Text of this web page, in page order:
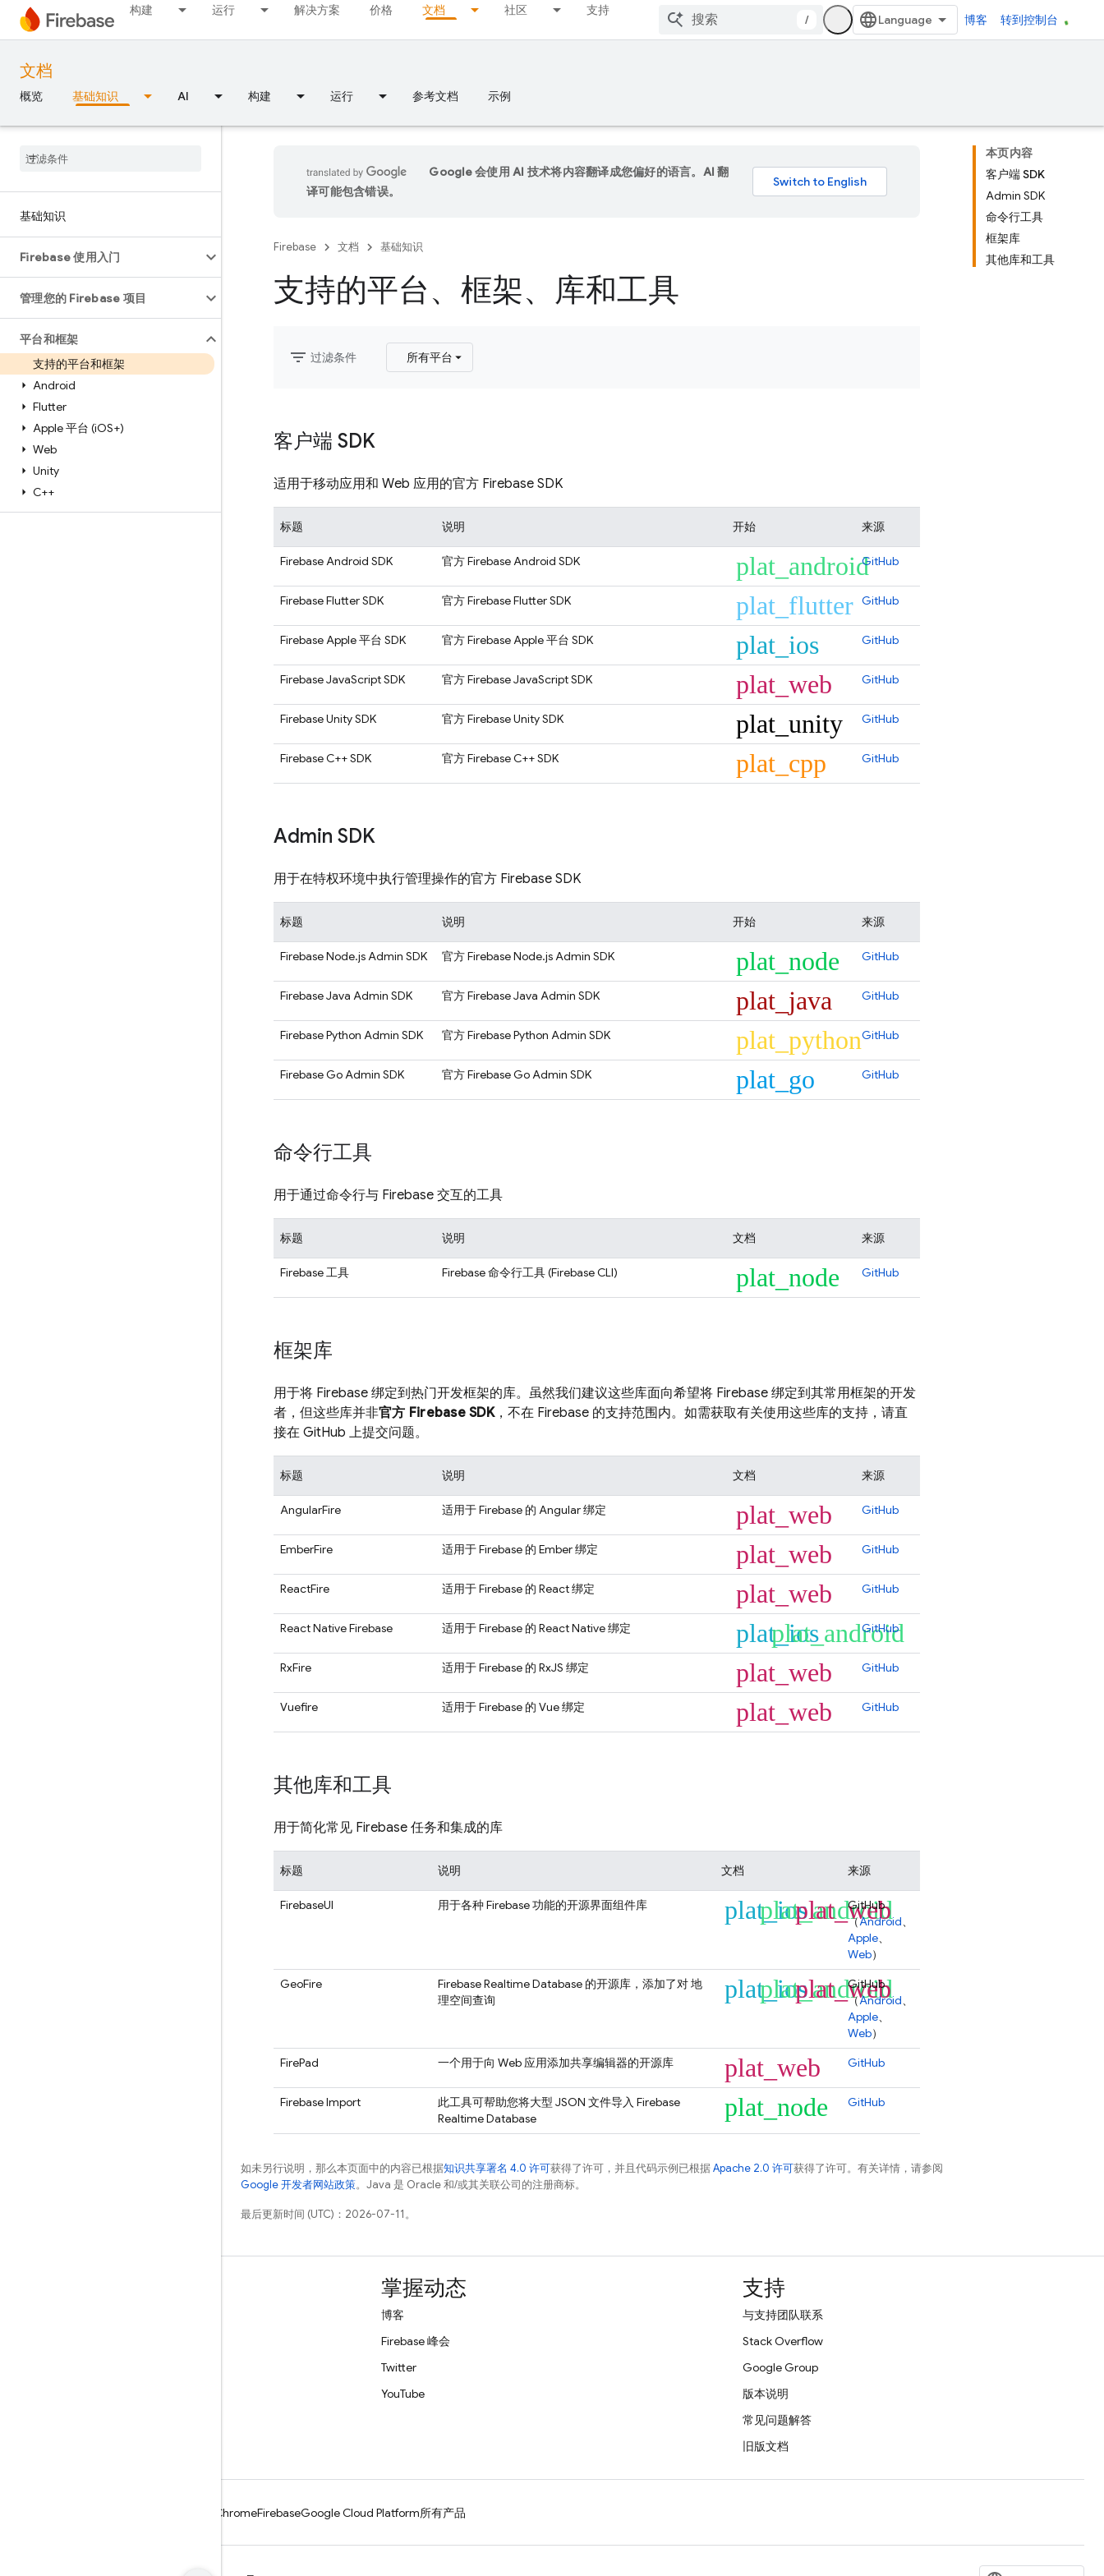
构建 运行 解决方案 价格 文档 社区 支持
/ 博客 转到控制台
文档
概览 基础知识 AI 构建 运行 参考文档 示例
基础知识
Firebase 使用入门
管理您的 Firebase 项目
平台和框架
支持的平台和框架
Android
Flutter
Apple 平台 (iOS+)
Web
Unity
C++
本页内容
客户端 SDK
Admin SDK
命令行工具
框架库
其他库和工具
Google 会使用 AI 技术将内容翻译成您偏好的语言。AI 翻
译可能包含错误。
Firebase 文档 基础知识
支持的平台、框架、库和工具
filter_list 过滤条件 所有平台
客户端 SDK
适用于移动应用和 Web 应用的官方 Firebase SDK
标题 说明 开始 来源
Firebase Android SDK 官方 Firebase Android SDK plat_androidGitHub
Firebase Flutter SDK 官方 Firebase Flutter SDK plat_flutter GitHub
Firebase Apple 平台 SDK 官方 Firebase Apple 平台 SDK plat_ios GitHub
Firebase JavaScript SDK 官方 Firebase JavaScript SDK plat_web GitHub
Firebase Unity SDK 官方 Firebase Unity SDK plat_unity GitHub
Firebase C++ SDK 官方 Firebase C++ SDK plat_cpp GitHub
Admin SDK
用于在特权环境中执行管理操作的官方 Firebase SDK
标题 说明 开始 来源
Firebase Node.js Admin SDK 官方 Firebase Node.js Admin SDK plat_node GitHub
Firebase Java Admin SDK 官方 Firebase Java Admin SDK plat_java GitHub
Firebase Python Admin SDK 官方 Firebase Python Admin SDK plat_pythonGitHub
Firebase Go Admin SDK 官方 Firebase Go Admin SDK plat_go GitHub
命令行工具
用于通过命令行与 Firebase 交互的工具
标题 说明 文档 来源
Firebase 工具 Firebase 命令行工具 (FirebaseCLI) plat_node GitHub
框架库
用于将 Firebase 绑定到热门开发框架的库。虽然我们建议这些库面向希望将 Firebase 绑定到其常用框架的开发
者，但这些库并非官方 Firebase SDK，不在 Firebase 的支持范围内。如需获取有关使用这些库的支持，请直
接在 GitHub 上提交问题。
标题 说明 文档 来源
AngularFire 适用于 Firebase 的 Angular 绑定 plat_web GitHub
EmberFire 适用于 Firebase 的 Ember 绑定 plat_web GitHub
ReactFire 适用于 Firebase 的 React 绑定 plat_web GitHub
React Native Firebase 适用于 Firebase 的 React Native 绑定 plat_ios
plat_android
GitHub
RxFire 适用于 Firebase 的 RxJS 绑定 plat_web GitHub
Vuefire 适用于 Firebase 的 Vue 绑定 plat_web GitHub
其他库和工具
用于简化常见 Firebase 任务和集成的库
标题 说明 文档 来源
FirebaseUI 用于各种 Firebase 功能的开源界面组件库 plat_ios
plat_android
plat_web
GitHub
（Android、
Apple、
Web）
GeoFire
Firebase Realtime Database 的开源库，添加了对 地
理空间查询
plat_ios
plat_android
plat_web
GitHub
（Android、
Apple、
Web）
FirePad
一个用于向 Web 应用添加共享编辑器的开源库 plat_web GitHub
Firebase Import 此工具可帮助您将大型 JSON 文件导入 Firebase
Realtime Database
plat_node GitHub
如未另行说明，那么本页面中的内容已根据知识共享署名 4.0 许可获得了许可，并且代码示例已根据Apache 2.0 许可获得了许可。有关详情，请参阅
Google 开发者网站政策。Java 是 Oracle 和/或其关联公司的注册商标。
最后更新时间 (UTC)：2026-07-11。
掌握动态
博客
Firebase 峰会
Twitter
YouTube
支持
与支持团队联系
Stack Overflow
Google Group
版本说明
常见问题解答
旧版文档
ChromeFirebaseGoogle Cloud Platform所有产品